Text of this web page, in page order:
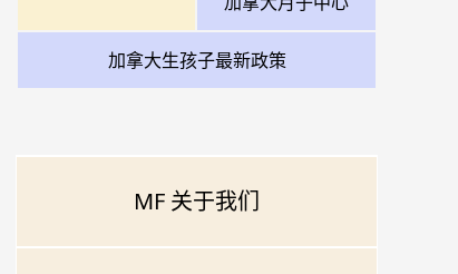
加拿大生孩子最新政策
MF 关于我们